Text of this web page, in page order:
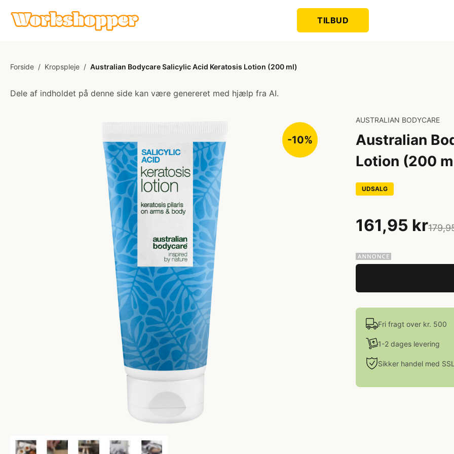
TILBUD
Forside / Kropspleje / Australian Bodycare Salicylic Acid Keratosis Lotion (200 ml)
Dele af indholdet på denne side kan være genereret med hjælp fra AI.
-10%
AUSTRALIAN BODYCARE
Australian
Lotion (200
UDSALG
161,95 kr
Fri fragt over kr. 500
1-2 dages levering
Sikker handel med SSL